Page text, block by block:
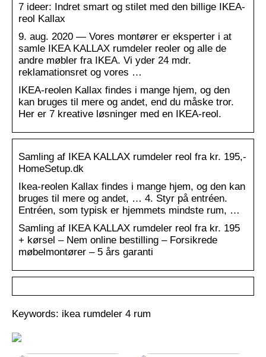
7 ideer: Indret smart og stilet med den billige IKEA-
reol Kallax
9. aug. 2020 — Vores montører er eksperter i at
samle IKEA KALLAX rumdeler reoler og alle de
andre møbler fra IKEA. Vi yder 24 mdr.
reklamationsret og vores …
IKEA-reolen Kallax findes i mange hjem, og den
kan bruges til mere og andet, end du måske tror.
Her er 7 kreative løsninger med en IKEA-reol.
Samling af IKEA KALLAX rumdeler reol fra kr. 195,-
HomeSetup.dk
Ikea-reolen Kallax findes i mange hjem, og den kan
bruges til mere og andet, … 4. Styr på entréen.
Entréen, som typisk er hjemmets mindste rum, …
Samling af IKEA KALLAX rumdeler reol fra kr. 195
+ kørsel – Nem online bestilling – Forsikrede
møbelmontører – 5 års garanti
Keywords: ikea rumdeler 4 rum